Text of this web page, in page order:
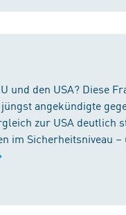
und den USA? Diese
angekündigte
zur USA deutlich
im Sicherheitsniveau –